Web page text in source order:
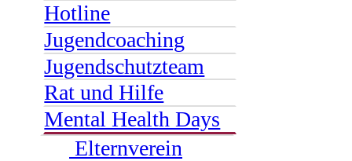
Hotline
Jugendcoaching
Jugendschutzteam
Rat und Hilfe
Mental Health Days
Elternverein